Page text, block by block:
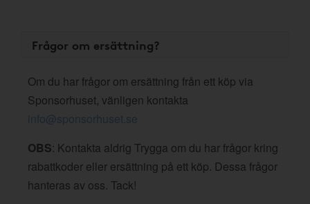
Frågor om ersättning?
Om du har frågor om ersättning från ett köp via
Sponsorhuset, vänligen kontakta
info@sponsorhuset.se
OBS: Kontakta aldrig Trygga om du har frågor kring
rabattkoder eller ersättning på ett köp. Dessa frågor
hanteras av oss. Tack!